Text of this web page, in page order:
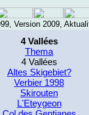
Ver­sion 2009,
4 Vallées
Thema
4 Vallées
Altes Skigebiet?
Verbier 1998
Skirouten
L'Eteygeon